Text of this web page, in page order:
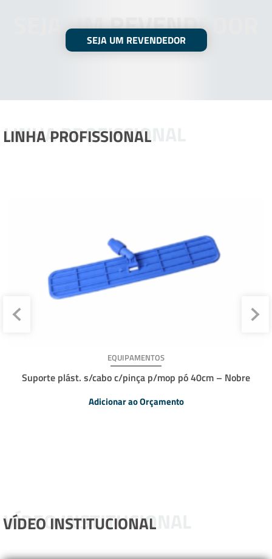
SEJA UM REVENDEDOR
SEJA UM REVENDEDOR
LINHA PROFISSIONAL
LINHA PROFISSIONAL
EQUIPAMENTOS
Suporte plást. s/cabo c/pinça p/mop pó 40cm – Nobre
Adicionar ao Orçamento
VÍDEO INSTITUCIONAL
VÍDEO INSTITUCIONAL